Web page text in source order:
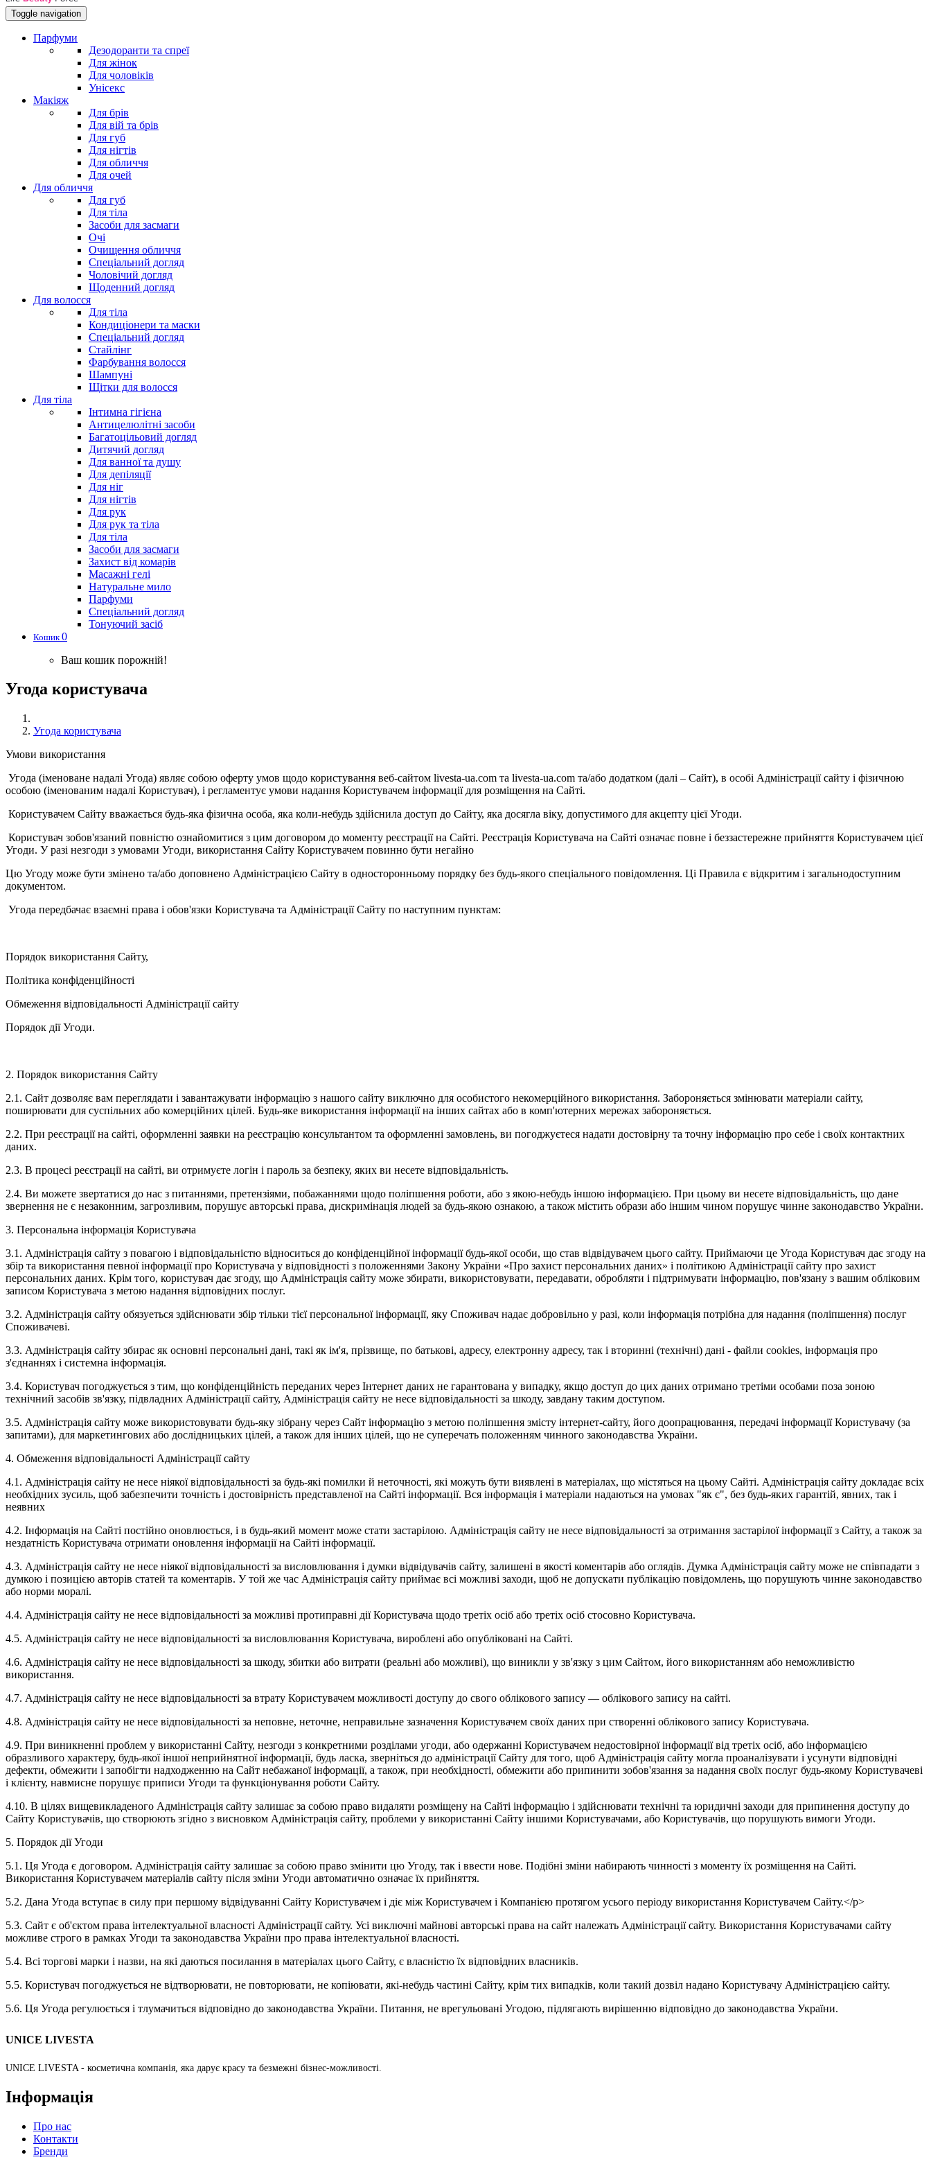
Toggle navigation
Парфуми
Дезодоранти та спреї
Для жінок
Для чоловіків
Унісекс
Макіяж
Для брів
Для вій та брів
Для губ
Для нігтів
Для обличчя
Для очей
Для обличчя
Для губ
Для тіла
Засоби для засмаги
Очі
Очищення обличчя
Спеціальний догляд
Чоловічий догляд
Щоденний догляд
Для волосся
Для тіла
Кондиціонери та маски
Спеціальний догляд
Стайлінг
Фарбування волосся
Шампуні
Щітки для волосся
Для тіла
Інтимна гігієна
Антицелюлітні засоби
Багатоцільовий догляд
Дитячий догляд
Для ванної та душу
Для депіляції
Для ніг
Для нігтів
Для рук
Для рук та тіла
Для тіла
Засоби для засмаги
Захист від комарів
Масажні гелі
Натуральне мило
Парфуми
Спеціальний догляд
Тонуючий засіб
Кошик 0
Ваш кошик порожній!
Угода користувача
Угода користувача
Умови використання
Угода (іменоване надалі Угода) являє собою оферту умов щодо користування веб-сайтом livesta-ua.com та livesta-ua.com та/або додатком (далі – Сайт), в особі Адміністрації сайту і фізичною
особою (іменованим надалі Користувач), і регламентує умови надання Користувачем інформації для розміщення на Сайті.
Користувачем Сайту вважається будь-яка фізична особа, яка коли-небудь здійснила доступ до Сайту, яка досягла віку, допустимого для акцепту цієї Угоди.
Користувач зобов'язаний повністю ознайомитися з цим договором до моменту реєстрації на Сайті. Реєстрація Користувача на Сайті означає повне і беззастережне прийняття Користувачем цієї
Угоди. У разі незгоди з умовами Угоди, використання Сайту Користувачем повинно бути негайно
Цю Угоду може бути змінено та/або доповнено Адміністрацією Сайту в односторонньому порядку без будь-якого спеціального повідомлення. Ці Правила є відкритим і загальнодоступним
документом.
Угода передбачає взаємні права і обов'язки Користувача та Адміністрації Сайту по наступним пунктам:
Порядок використання Сайту,
Політика конфіденційності
Обмеження відповідальності Адміністрації сайту
Порядок дії Угоди.
2. Порядок використання Сайту
2.1. Сайт дозволяє вам переглядати і завантажувати інформацію з нашого сайту виключно для особистого некомерційного використання. Забороняється змінювати матеріали сайту,
поширювати для суспільних або комерційних цілей. Будь-яке використання інформації на інших сайтах або в комп'ютерних мережах забороняється.
2.2. При реєстрації на сайті, оформленні заявки на реєстрацію консультантом та оформленні замовлень, ви погоджуєтеся надати достовірну та точну інформацію про себе і своїх контактних
даних.
2.3. В процесі реєстрації на сайті, ви отримуєте логін і пароль за безпеку, яких ви несете відповідальність.
2.4. Ви можете звертатися до нас з питаннями, претензіями, побажаннями щодо поліпшення роботи, або з якою-небудь іншою інформацією. При цьому ви несете відповідальність, що дане
звернення не є незаконним, загрозливим, порушує авторські права, дискримінація людей за будь-якою ознакою, а також містить образи або іншим чином порушує чинне законодавство України.
3. Персональна інформація Користувача
3.1. Адміністрація сайту з повагою і відповідальністю відноситься до конфіденційної інформації будь-якої особи, що став відвідувачем цього сайту. Приймаючи це Угода Користувач дає згоду на
збір та використання певної інформації про Користувача у відповідності з положеннями Закону України «Про захист персональних даних» і політикою Адміністрації сайту про захист
персональних даних. Крім того, користувач дає згоду, що Адміністрація сайту може збирати, використовувати, передавати, обробляти і підтримувати інформацію, пов'язану з вашим обліковим
записом Користувача з метою надання відповідних послуг.
3.2. Адміністрація сайту обязуеться здійснювати збір тільки тієї персональної інформації, яку Споживач надає добровільно у разі, коли інформація потрібна для надання (поліпшення) послуг
Споживачеві.
3.3. Адміністрація сайту збирає як основні персональні дані, такі як ім'я, прізвище, по батькові, адресу, електронну адресу, так і вторинні (технічні) дані - файли cookies, інформація про
з'єднаннях і системна інформація.
3.4. Користувач погоджується з тим, що конфіденційність переданих через Інтернет даних не гарантована у випадку, якщо доступ до цих даних отримано третіми особами поза зоною
технічний засобів зв'язку, підвладних Адміністрації сайту, Адміністрація сайту не несе відповідальності за шкоду, завдану таким доступом.
3.5. Адміністрація сайту може використовувати будь-яку зібрану через Сайт інформацію з метою поліпшення змісту інтернет-сайту, його доопрацювання, передачі інформації Користувачу (за
запитами), для маркетингових або дослідницьких цілей, а також для інших цілей, що не суперечать положенням чинного законодавства України.
4. Обмеження відповідальності Адміністрації сайту
4.1. Адміністрація сайту не несе ніякої відповідальності за будь-які помилки й неточності, які можуть бути виявлені в матеріалах, що містяться на цьому Сайті. Адміністрація сайту докладає всіх
необхідних зусиль, щоб забезпечити точність і достовірність представленої на Сайті інформації. Вся інформація і матеріали надаються на умовах "як є", без будь-яких гарантій, явних, так і
неявних
4.2. Інформація на Сайті постійно оновлюється, і в будь-який момент може стати застарілою. Адміністрація сайту не несе відповідальності за отримання застарілої інформації з Сайту, а також за
нездатність Користувача отримати оновлення інформації на Сайті інформації.
4.3. Адміністрація сайту не несе ніякої відповідальності за висловлювання і думки відвідувачів сайту, залишені в якості коментарів або оглядів. Думка Адміністрація сайту може не співпадати з
думкою і позицією авторів статей та коментарів. У той же час Адміністрація сайту приймає всі можливі заходи, щоб не допускати публікацію повідомлень, що порушують чинне законодавство
або норми моралі.
4.4. Адміністрація сайту не несе відповідальності за можливі протиправні дії Користувача щодо третіх осіб або третіх осіб стосовно Користувача.
4.5. Адміністрація сайту не несе відповідальності за висловлювання Користувача, вироблені або опубліковані на Сайті.
4.6. Адміністрація сайту не несе відповідальності за шкоду, збитки або витрати (реальні або можливі), що виникли у зв'язку з цим Сайтом, його використанням або неможливістю
використання.
4.7. Адміністрація сайту не несе відповідальності за втрату Користувачем можливості доступу до свого облікового запису — облікового запису на сайті.
4.8. Адміністрація сайту не несе відповідальності за неповне, неточне, неправильне зазначення Користувачем своїх даних при створенні облікового запису Користувача.
4.9. При виникненні проблем у використанні Сайту, незгоди з конкретними розділами угоди, або одержанні Користувачем недостовірної інформації від третіх осіб, або інформацією
образливого характеру, будь-якої іншої неприйнятної інформації, будь ласка, зверніться до адміністрації Сайту для того, щоб Адміністрація сайту могла проаналізувати і усунути відповідні
дефекти, обмежити і запобігти надходженню на Сайт небажаної інформації, а також, при необхідності, обмежити або припинити зобов'язання за надання своїх послуг будь-якому Користувачеві
і клієнту, навмисне порушує приписи Угоди та функціонування роботи Сайту.
4.10. В цілях вищевикладеного Адміністрація сайту залишає за собою право видаляти розміщену на Сайті інформацію і здійснювати технічні та юридичні заходи для припинення доступу до
Сайту Користувачів, що створюють згідно з висновком Адміністрація сайту, проблеми у використанні Сайту іншими Користувачами, або Користувачів, що порушують вимоги Угоди.
5. Порядок дії Угоди
5.1. Ця Угода є договором. Адміністрація сайту залишає за собою право змінити цю Угоду, так і ввести нове. Подібні зміни набирають чинності з моменту їх розміщення на Сайті.
Використання Користувачем матеріалів сайту після зміни Угоди автоматично означає їх прийняття.
5.2. Дана Угода вступає в силу при першому відвідуванні Сайту Користувачем і діє між Користувачем і Компанією протягом усього періоду використання Користувачем Сайту.</p>
5.3. Сайт є об'єктом права інтелектуальної власності Адміністрації сайту. Усі виключні майнові авторські права на сайт належать Адміністрації сайту. Використання Користувачами сайту
можливе строго в рамках Угоди та законодавства України про права інтелектуальної власності.
5.4. Всі торгові марки і назви, на які даються посилання в матеріалах цього Сайту, є власністю їх відповідних власників.
5.5. Користувач погоджується не відтворювати, не повторювати, не копіювати, які-небудь частині Сайту, крім тих випадків, коли такий дозвіл надано Користувачу Адміністрацією сайту.
5.6. Ця Угода регулюється і тлумачиться відповідно до законодавства України. Питання, не врегульовані Угодою, підлягають вирішенню відповідно до законодавства України.
UNICE LIVESTA
UNICE LIVESTA - косметична компанія, яка дарує красу та безмежні бізнес-можливості.
Інформація
Про нас
Контакти
Бренди